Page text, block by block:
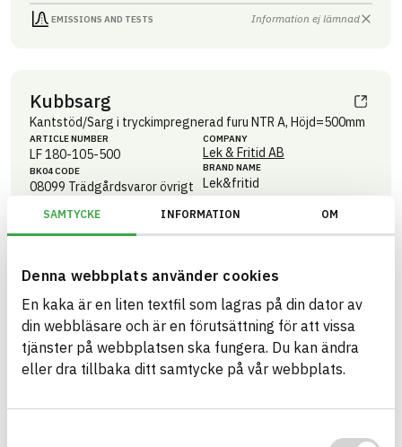
SAMTYCKE INFORMATION OM
Denna webbplats använder cookies
En kaka är en liten textfil som lagras på din dator av
din webbläsare och är en förutsättning för att vissa
tjänster på webbplatsen ska fungera. Du kan ändra
eller dra tillbaka ditt samtycke på vår webbplats.
EMISSIONS AND TESTS Information ej lämnad
Kubbsarg
Kantstöd/Sarg i tryckimpregnerad furu NTR A, Höjd=500mm
ARTICLE NUMBER
LF 180-105-500
BK04 CODE
08099 Trädgårdsvaror övrigt
COMPANY
Lek & Fritid AB
BRAND NAME
Lek&fritid
BASTA ID
686410
CIRCULARITY Information ej lämnad
Information available
ENVIRONMENTAL EFFECTS – EPD Information ej lämnad
EMISSIONS AND TESTS Information ej lämnad